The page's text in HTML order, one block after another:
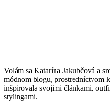
Volám sa Katarína Jakubčová a
módnom blogu, prostredníctvom
inšpirovala svojimi článkami,
stylingami.